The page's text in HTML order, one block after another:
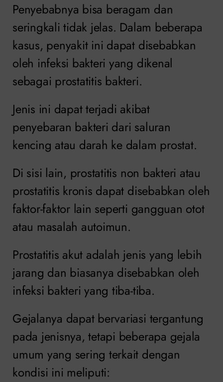
Penyebabnya bisa beragam dan
seringkali tidak jelas. Dalam beberapa
kasus, penyakit ini dapat disebabkan
oleh infeksi bakteri yang dikenal
sebagai prostatitis bakteri.
Jenis ini dapat terjadi akibat
penyebaran bakteri dari saluran
kencing atau darah ke dalam prostat.
Di sisi lain, prostatitis non bakteri atau
prostatitis kronis dapat disebabkan oleh
faktor-faktor lain seperti gangguan otot
atau masalah autoimun.
Prostatitis akut adalah jenis yang lebih
jarang dan biasanya disebabkan oleh
infeksi bakteri yang tiba-tiba.
Gejalanya dapat bervariasi tergantung
pada jenisnya, tetapi beberapa gejala
umum yang sering terkait dengan
kondisi ini meliputi: